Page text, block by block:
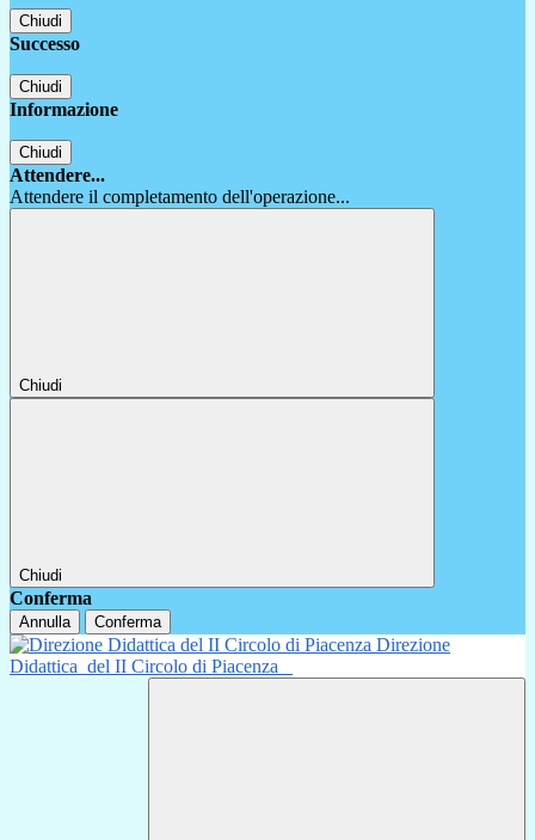
Chiudi
Successo
Chiudi
Informazione
Chiudi
Attendere...
Attendere il completamento dell'operazione...
Chiudi
Chiudi
Conferma
Annulla Conferma
Direzione
Didattica del II Circolo di Piacenza